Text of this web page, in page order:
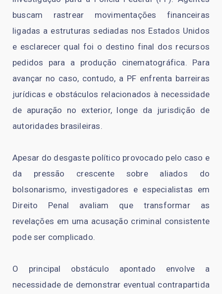
buscam rastrear movimentações financeiras
ligadas a estruturas sediadas nos Estados Unidos
e esclarecer qual foi o destino final dos recursos
pedidos para a produção cinematográfica. Para
avançar no caso, contudo, a PF enfrenta barreiras
jurídicas e obstáculos relacionados à necessidade
de apuração no exterior, longe da jurisdição de
autoridades brasileiras.
Apesar do desgaste político provocado pelo caso e
da pressão crescente sobre aliados do
bolsonarismo, investigadores e especialistas em
Direito Penal avaliam que transformar as
revelações em uma acusação criminal consistente
pode ser complicado.
O principal obstáculo apontado envolve a
necessidade de demonstrar eventual contrapartida